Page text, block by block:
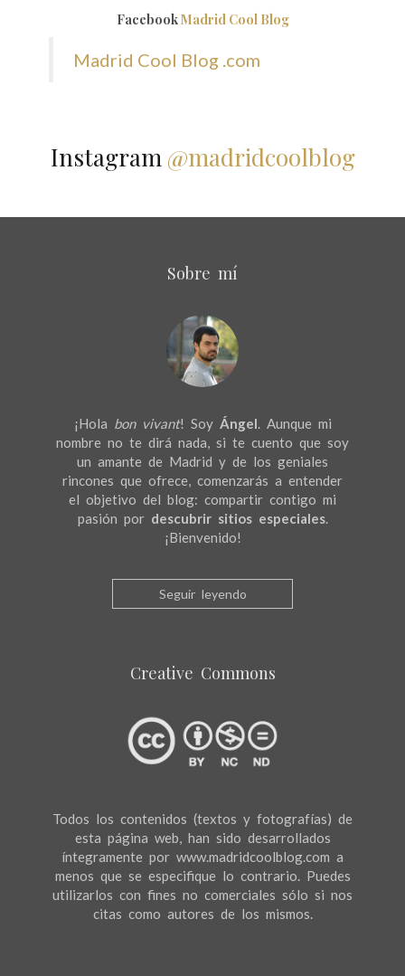
FacebookMadrid Cool Blog
Madrid Cool Blog .com
Instagram @madridcoolblog
Sobre mí
¡Hola bon vivant! Soy Ángel. Aunque mi
nombre no te dirá nada, si te cuento que soy
un amante de Madrid y de los geniales
rincones que ofrece, comenzarás a entender
el objetivo del blog: compartir contigo mi
pasión por descubrir sitios especiales.
¡Bienvenido!
Seguir leyendo
Creative Commons
Todos los contenidos (textos y fotografías) de
esta página web, han sido desarrollados
íntegramente por www.madridcoolblog.com a
menos que se especifique lo contrario. Puedes
utilizarlos con fines no comerciales sólo si nos
citas como autores de los mismos.